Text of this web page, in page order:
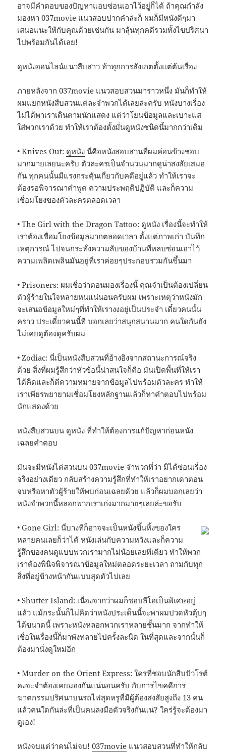
อาจมีคำตอบของปัญหาแอบซ่อนเอาไว้อยู่ก็ได้ ถ้าคุณกำลัง
มองหา 037movie แนวสอบปากคำล่ะก็ ผมก็มีหนังดีๆมา
เสนอแนะให้กับคุณด้วยเช่นกัน มาลุ้นทุกคดีรวมทั้งไขปริศนา
ไปพร้อมกันได้เลย!
ดูหนังออนไลน์แนวสืบสาว ท้าทุกการสังเกตตั้งแต่ต้นเรื่อง
ภายหลังจาก 037movie แนวสอบสวนมาราวหนึ่ง มันก็ทำให้
ผมแยกหนังสืบสวนแต่ละจำพวกได้เลยล่ะครับ หนังบางเรื่อง
ไม่ได้พาเราเดินตามนักแสดง แต่ว่าโยนข้อมูลและเบาะแส
ใส่พวกเราด้วย ทำให้เราต้องตั้งมั่นดูหนังชนิดนี้มากกว่าเดิม
• Knives Out: ดูหนัง นี่คือหนังสอบสวนที่ผมค่อนข้างชอบ
มากมายเลยนะครับ ตัวละครเป็นจำนวนมากดูน่าสงสัยเสมอ
กัน ทุกคนนั้นมีแรงกระตุ้นเกี่ยวกับคดีอยู่แล้ว ทำให้เราจะ
ต้องรอพิจารณาคำพูด ความประพฤติปฏิบัติ และก็ความ
เชื่อมโยงของตัวละครตลอดเวลา
• The Girl with the Dragon Tattoo: ดูหนัง เรื่องนี้จะทำให้
เราต้องเชื่อมโยงข้อมูลมากตลอดเวลา ตั้งแต่ภาพเก่า บันทึก
เหตุการณ์ ไปจนกระทั่งความลับของบ้านที่หลบซ่อนเอาไว้
ความเพลิดเพลินมันอยู่ที่เราค่อยๆประกอบรวมกันขึ้นมา
• Prisoners: ผมเชื่อว่าตอนมองเรื่องนี้ คุณจำเป็นต้องเปลี่ยน
ตัวผู้ร้ายในใจหลายหนแน่นอนครับผม เพราะเหตุว่าหนังมัก
จะเสนอข้อมูลใหม่ๆที่ทำให้เรางงอยู่เป็นประจำ เดี๋ยวคนนั้น
คราว ประเดี๋ยวคนนี้ที บอกเลยว่าสนุกสนานมาก คนใดกันยัง
ไม่เคยดูต้องดูครับผม
• Zodiac: นี่เป็นหนังสืบสวนที่อ้างอิงจากสถานะการณ์จริง
ด้วย สิ่งที่ผมรู้สึกว่าหัวข้อนี้น่าสนใจก็คือ มันเปิดพื้นที่ให้เรา
ได้คิดและก็ตีความหมายจากข้อมูลไปพร้อมตัวละคร ทำให้
เราเพียรพยายามเชื่อมโยงหลักฐานแล้วก็หาคำตอบไปพร้อม
นักแสดงด้วย
หนังสืบสวนบน ดูหนัง ที่ทำให้ต้องการแก้ปัญหาก่อนหนัง
เฉลยคำตอบ
มันจะมีหนังไต่สวนบน 037movie จำพวกที่ว่า มิได้ซ่อนเรื่อง
จริงอย่างเดียว กลับสร้างความรู้สึกที่ทำให้เราอยากเดาตอน
จบหรือหาตัวผู้ร้ายให้พบก่อนเฉลยด้วย แล้วก็ผมบอกเลยว่า
หนังจำพวกนี้หลอกพวกเราเก่งมากมายๆเลยล่ะขอรับ
• Gone Girl: นี่บางทีก็อาจจะเป็นหนังขึ้นหิ้งของใคร
หลายคนเลยก็ว่าได้ หนังเล่นกับความหวังและก็ความ
รู้สึกของคนดูแบบพวกเรามากไม่น้อยเลยทีเดียว ทำให้พวก
เราต้องพินิจพิจารณาข้อมูลใหม่ตลอดระยะเวลา ถามกับทุก
สิ่งที่อยู่ข้างหน้ากันแบบสุดตัวไปเลย
• Shutter Island: เนื่องจากว่าผมก็ชอบลีโอเป็นพิเศษอยู่
แล้ว แม้กระนั้นก็ไม่คิดว่าหนังประเด็นนี้จะพาผมปวดหัวตุ้บๆ
ได้ขนาดนี้ เพราะหนังหลอกพวกเราหลายชั้นมาก จากทำให้
เชื่อในเรื่องนี้ก็มาพังทลายไปครั้งละนิด ในที่สุดและจากนั้นก็
ต้องมานั่งดูใหม่อีก
• Murder on the Orient Express: ใครที่ชอบนักสืบปัวโรต์
คงจะจำต้องเคยมองกันแน่นอนครับ กับการไขคดีการ
ฆาตกรรมปริศนาบนรถไฟสุดหรูที่มีผู้ต้องสงสัยสูงถึง 13 คน
แล้วคนใดกันล่ะที่เป็นคนลงมือตัวจริงกันแน่? ใคร่รู้จะต้องมา
ดูเอง!
หนังจบแต่ว่าคนไม่จบ!037movie แนวสอบสวนที่ทำให้กลับ